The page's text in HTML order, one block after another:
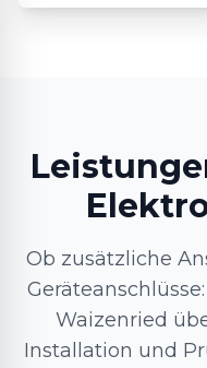
Ob zusätzliche
Waizenried
Installation und